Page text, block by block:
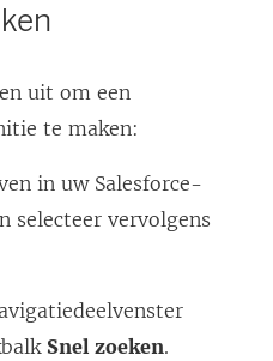
uit om een
te maken:
in uw Salesforce-
selecteer vervolgens
Snel zoeken.